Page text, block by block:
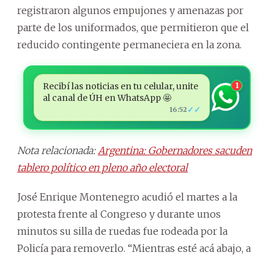
registraron algunos empujones y amenazas por
parte de los uniformados, que permitieron que el
reducido contingente permaneciera en la zona.
Recibí las noticias en tu celular, unite
al canal de ÚH en WhatsApp 🤩
16:52 ✓✓
1
Nota relacionada: Argentina: Gobernadores sacuden
tablero político en pleno año electoral
José Enrique Montenegro acudió el martes a la
protesta frente al Congreso y durante unos
minutos su silla de ruedas fue rodeada por la
Policía para removerlo. “Mientras esté acá abajo, a